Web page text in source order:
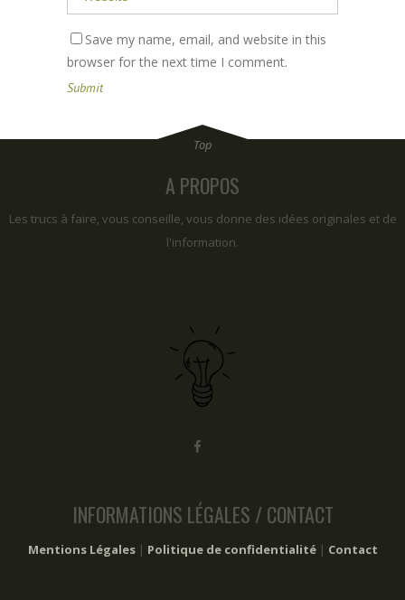
Save my name, email, and website in this
browser for the next time I comment.
A PROPOS
Les trucs à faire, vous conseille, vous donne des idées originales et de
l'information.
INFORMATIONS LÉGALES / CONTACT
Mentions Légales| Politique de confidentialité| Contact